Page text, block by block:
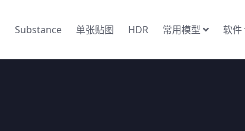
Substance 单张贴图 HDR 常用模型 软件